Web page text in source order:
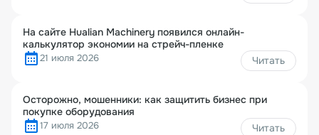
На сайте Hualian Machinery появился онлайн-
калькулятор экономии на стрейч-пленке
21 июля 2026 Читать
Осторожно, мошенники: как защитить бизнес при
покупке оборудования
17 июля 2026 Читать